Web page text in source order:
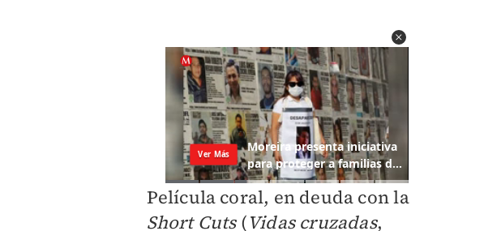
Película coral, en deuda con la
Short Cuts(Vidas cruzadas,